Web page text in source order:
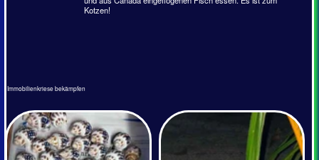
Das beste
Erkennungsmerkmal des
Kleinen